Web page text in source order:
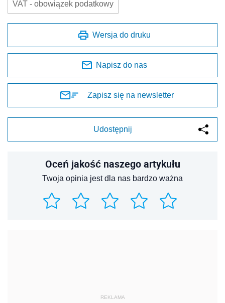
VAT - obowiązek podatkowy
Wersja do druku
Napisz do nas
Zapisz się na newsletter
Udostępnij
Oceń jakość naszego artykułu
Twoja opinia jest dla nas bardzo ważna
REKLAMA